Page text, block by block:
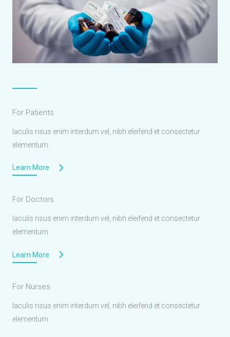
For Patients
Iaculis risus enim interdum vel, nibh eleifend et consectetur
elementum.
Learn More
For Doctors
Iaculis risus enim interdum vel, nibh eleifend et consectetur
elementum.
Learn More
For Nurses
Iaculis risus enim interdum vel, nibh eleifend et consectetur
elementum.